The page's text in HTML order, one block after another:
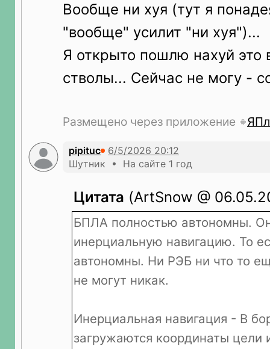
Вообще ни хуя (тут я
"вообще" усилит "ни хуя")...
Я открыто пошлю нахуй это
стволы... Сейчас не могу -
Размещено через приложение
pipituc
Шутник • На сайте 1 год
Цитата (ArtSnow @
БПЛА полностью автономны.
инерциальную навигацию. То
автономны. Ни РЭБ ни что то
не могут никак.
Инерциальная навигация - В
загружаются координаты цели